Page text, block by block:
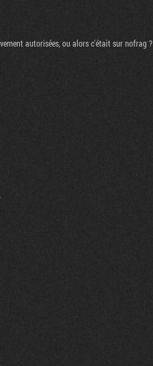
autorisées, ou alors c'était sur nofrag ?